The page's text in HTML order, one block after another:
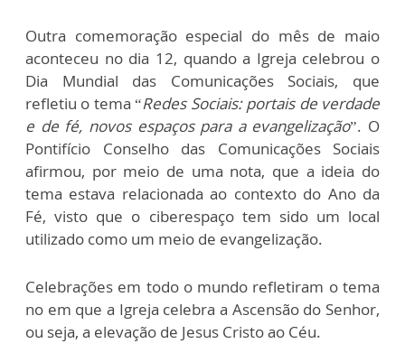
Outra comemoração especial do mês de maio
aconteceu no dia 12, quando a Igreja celebrou o
Dia Mundial das Comunicações Sociais, que
refletiu o tema “Redes Sociais: portais de verdade
e de fé, novos espaços para a evangelização”. O
Pontifício Conselho das Comunicações Sociais
afirmou, por meio de uma nota, que a ideia do
tema estava relacionada ao contexto do Ano da
Fé, visto que o ciberespaço tem sido um local
utilizado como um meio de evangelização.
Celebrações em todo o mundo refletiram o tema
no em que a Igreja celebra a Ascensão do Senhor,
ou seja, a elevação de Jesus Cristo ao Céu.